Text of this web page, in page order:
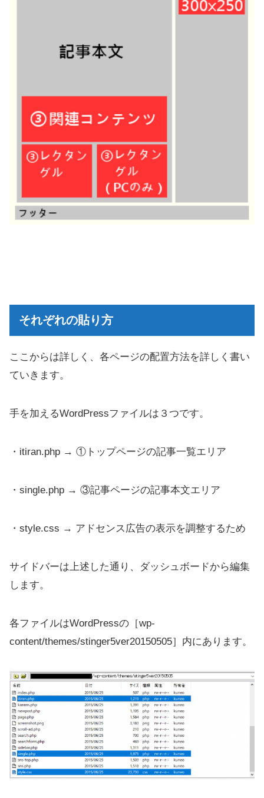
それぞれの貼り方
ここからは詳しく、各ページの配置方法を詳しく書い
ていきます。
手を加えるWordPressファイルは３つです。
・itiran.php → ①トップページの記事一覧エリア
・single.php → ③記事ページの記事本文エリア
・style.css → アドセンス広告の表示を調整するため
サイドバーは上述した通り、ダッシュボードから編集
します。
各ファイルはWordPressの［wp-
content/themes/stinger5ver20150505］内にあります。